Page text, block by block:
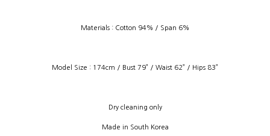
Materials : Cotton 94% / Span 6%
Model Size : 174cm / Bust 79” / Waist 62” / Hips 83”
Dry cleaning only
Made in South Korea